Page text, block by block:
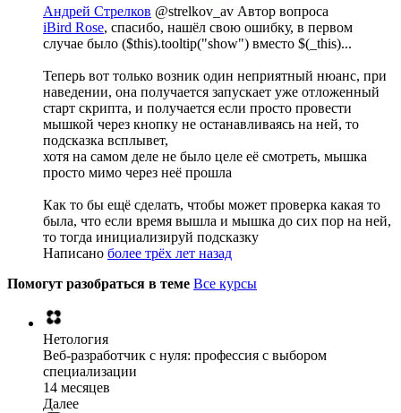
Андрей Стрелков @strelkov_av Автор вопроса
iBird Rose, спасибо, нашёл свою ошибку, в первом
случае было ($this).tooltip("show") вместо $(_this)...
Теперь вот только возник один неприятный нюанс, при
наведении, она получается запускает уже отложенный
старт скрипта, и получается если просто провести
мышкой через кнопку не останавливаясь на ней, то
подсказка всплывет,
хотя на самом деле не было целе её смотреть, мышка
просто мимо через неё прошла
Как то бы ещё сделать, чтобы может проверка какая то
была, что если время вышла и мышка до сих пор на ней,
то тогда инициализируй подсказку
Написано более трёх лет назад
Помогут разобраться в теме Все курсы
Нетология
Веб-разработчик с нуля: профессия с выбором
специализации
14 месяцев
Далее